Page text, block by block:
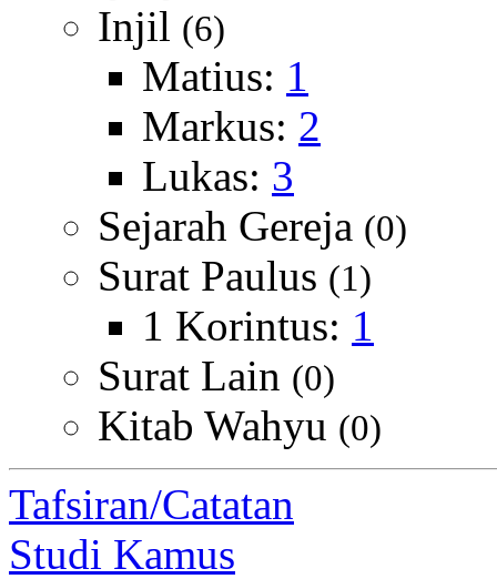
Injil (6)
Matius: 1
Markus: 2
Lukas: 3
Sejarah Gereja (0)
Surat Paulus (1)
1 Korintus: 1
Surat Lain (0)
Kitab Wahyu (0)
Tafsiran/Catatan
Studi Kamus